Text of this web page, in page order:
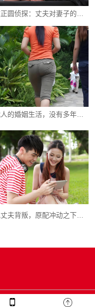
现代人的婚姻生活，没有多年前那样单纯了
发现丈夫背叛，原配冲动之下别做这些事